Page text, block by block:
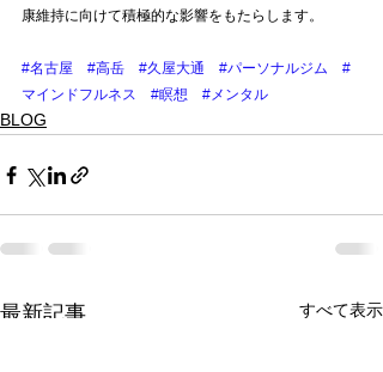
康維持に向けて積極的な影響をもたらします。
#名古屋 #高岳 #久屋大通 #パーソナルジム
#
マインドフルネス
#瞑想 #メンタル
BLOG
最新記事 すべて表示